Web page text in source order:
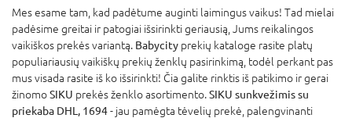
Mes esame tam, kad padėtume auginti laimingus vaikus! Tad mielai
padėsime greitai ir patogiai išsirinkti geriausią, Jums reikalingos
vaikiškos prekės variantą. Babycity prekių kataloge rasite platų
populiariausių vaikiškų prekių ženklų pasirinkimą, todėl perkant pas
mus visada rasite iš ko išsirinkti! Čia galite rinktis iš patikimo ir gerai
žinomoSIKU prekės ženklo asortimento.SIKU sunkvežimis su
priekaba DHL, 1694- jau pamėgta tėvelių prekė, palengvinanti